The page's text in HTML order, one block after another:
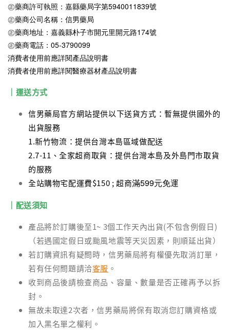
㊣藥商許可執照：嘉縣藥局字第5940011839號
㊣藥商公司名稱：信男藥局
㊣藥商地址：嘉義縣朴子市開元里開元路174號
㊣藥商電話：05-3790099
消費者使用前應詳閱產品說明書
消費者使用前應詳閱醫療器材產品說明書
｜運送方式
信男藥局官方網站提供以下送貨方式：暫無提供國外的
出貨服務
1.新竹物流：提供台灣本島區域做配送
2.7-11、全家超商取貨：提供台灣本島及外島門市取貨
的服務
全站購物宅配運費$150 ; 超商滿599元免運
｜配送須知
產品將於訂購後至1~ 3個工作天內出貨(不包含例假日)
（若遇國定假日或颱風地震等天災因素，則順延出貨）
若訂購資訊有疑問時，信男藥局將有權優先取消訂單，
若有任何問題請洽客服 。
收到商品後請檢查商品、容量、數量是否正確再予以拆
封。
無故未取達2次者，信男藥局將保有取消您訂購資格或
加入黑名單之權利。